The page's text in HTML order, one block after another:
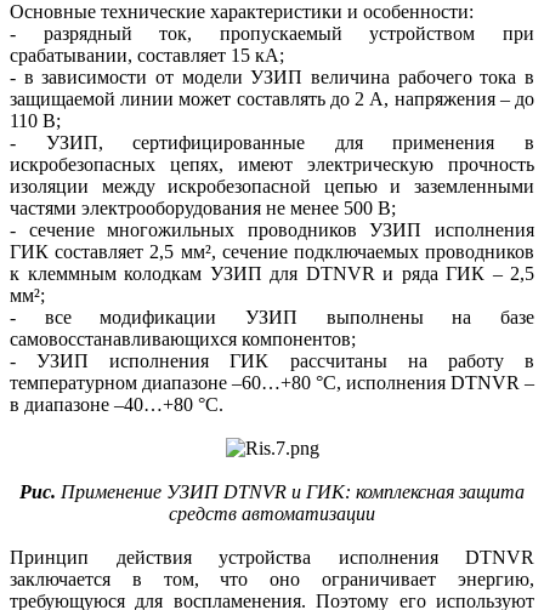
Основные технические характеристики и особенности:
- разрядный ток, пропускаемый устройством при
срабатывании, составляет 15 кА;
- в зависимости от модели УЗИП величина рабочего тока в
защищаемой линии может составлять до 2 А, напряжения – до
110 В;
- УЗИП, сертифицированные для применения в
искробезопасных цепях, имеют электрическую прочность
изоляции между искробезопасной цепью и заземленными
частями электрооборудования не менее 500 В;
- сечение многожильных проводников УЗИП исполнения
ГИК составляет 2,5 мм², сечение подключаемых проводников
к клеммным колодкам УЗИП для DTNVR и ряда ГИК – 2,5
мм²;
- все модификации УЗИП выполнены на базе
самовосстанавливающихся компонентов;
- УЗИП исполнения ГИК рассчитаны на работу в
температурном диапазоне –60…+80 °C, исполнения DTNVR –
в диапазоне –40…+80 °C.
Рис. Применение УЗИП DTNVR и ГИК: комплексная защита
средств автоматизации
Принцип действия устройства исполнения DTNVR
заключается в том, что оно ограничивает энергию,
требующуюся для воспламенения. Поэтому его используют